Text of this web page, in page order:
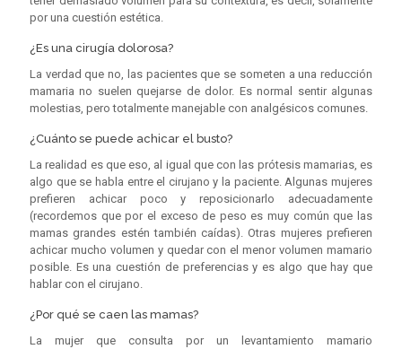
por una cuestión estética.
¿Es una cirugía dolorosa?
La verdad que no, las pacientes que se someten a una reducción
mamaria no suelen quejarse de dolor. Es normal sentir algunas
molestias, pero totalmente manejable con analgésicos comunes.
¿Cuánto se puede achicar el busto?
La realidad es que eso, al igual que con las prótesis mamarias, es
algo que se habla entre el cirujano y la paciente. Algunas mujeres
prefieren achicar poco y reposicionarlo adecuadamente
(recordemos que por el exceso de peso es muy común que las
mamas grandes estén también caídas). Otras mujeres prefieren
achicar mucho volumen y quedar con el menor volumen mamario
posible. Es una cuestión de preferencias y es algo que hay que
hablar con el cirujano.
¿Por qué se caen las mamas?
La mujer que consulta por un levantamiento mamario